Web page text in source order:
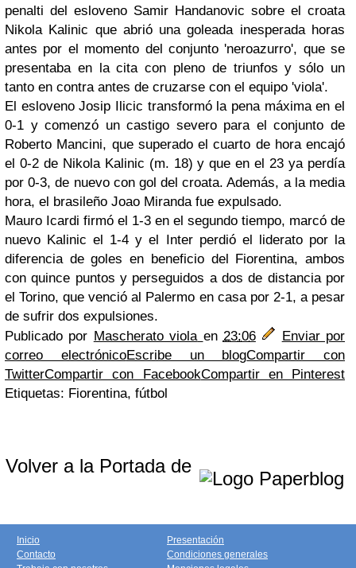
penalti del esloveno Samir Handanovic sobre el croata
Nikola Kalinic que abrió una goleada inesperada horas
antes por el momento del conjunto 'neroazurro', que se
presentaba en la cita con pleno de triunfos y sólo un
tanto en contra antes de cruzarse con el equipo 'viola'.
El esloveno Josip Ilicic transformó la pena máxima en el
0-1 y comenzó un castigo severo para el conjunto de
Roberto Mancini, que superado el cuarto de hora encajó
el 0-2 de Nikola Kalinic (m. 18) y que en el 23 ya perdía
por 0-3, de nuevo con gol del croata. Además, a la media
hora, el brasileño Joao Miranda fue expulsado.
Mauro Icardi firmó el 1-3 en el segundo tiempo, marcó de
nuevo Kalinic el 1-4 y el Inter perdió el liderato por la
diferencia de goles en beneficio del Fiorentina, ambos
con quince puntos y perseguidos a dos de distancia por
el Torino, que venció al Palermo en casa por 2-1, a pesar
de sufrir dos expulsiones.
Publicado por Mascherato viola en 23:06
Enviar por
correo electrónicoEscribe un blogCompartir con
TwitterCompartir con FacebookCompartir en Pinterest
Etiquetas: Fiorentina, fútbol
Volver a la Portada de
Inicio
Contacto
Presentación
Condiciones generales